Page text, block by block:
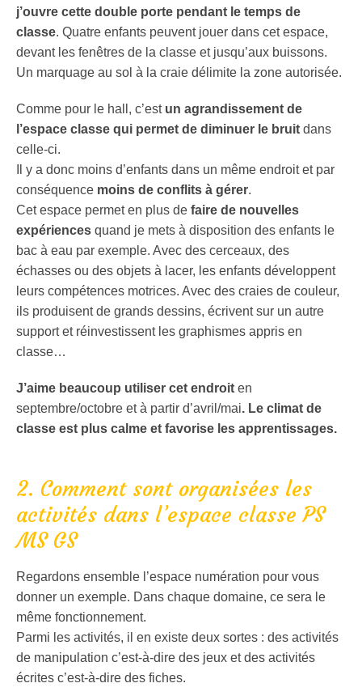
j’ouvre cette double porte pendant le temps de
classe. Quatre enfants peuvent jouer dans cet espace,
devant les fenêtres de la classe et jusqu’aux buissons.
Un marquage au sol à la craie délimite la zone autorisée.
Comme pour le hall, c’est un agrandissement de
l’espace classe qui permet de diminuer le bruit dans
celle-ci.
Il y a donc moins d’enfants dans un même endroit et par
conséquence moins de conflits à gérer.
Cet espace permet en plus de faire de nouvelles
expériences quand je mets à disposition des enfants le
bac à eau par exemple. Avec des cerceaux, des
échasses ou des objets à lacer, les enfants développent
leurs compétences motrices. Avec des craies de couleur,
ils produisent de grands dessins, écrivent sur un autre
support et réinvestissent les graphismes appris en
classe…
J’aime beaucoup utiliser cet endroit en
septembre/octobre et à partir d’avril/mai. Le climat de
classe est plus calme et favorise les apprentissages.
2. Comment sont organisées les
activités dans l’espace classe PS
MS GS
Regardons ensemble l’espace numération pour vous
donner un exemple. Dans chaque domaine, ce sera le
même fonctionnement.
Parmi les activités, il en existe deux sortes : des activités
de manipulation c’est-à-dire des jeux et des activités
écrites c’est-à-dire des fiches.